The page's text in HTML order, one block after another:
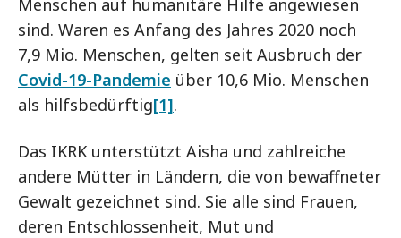
Menschen auf humanitäre Hilfe angewiesen
sind. Waren es Anfang des Jahres 2020 noch
7,9 Mio. Menschen, gelten seit Ausbruch der
Covid-19-Pandemie über 10,6 Mio. Menschen
als hilfsbedürftig[1].
Das IKRK unterstützt Aisha und zahlreiche
andere Mütter in Ländern, die von bewaffneter
Gewalt gezeichnet sind. Sie alle sind Frauen,
deren Entschlossenheit, Mut und